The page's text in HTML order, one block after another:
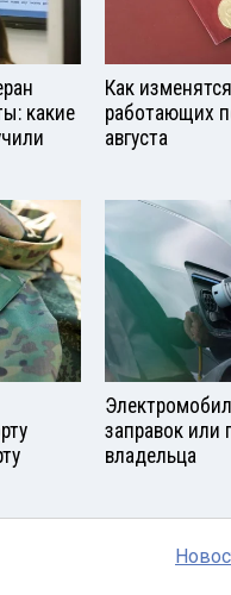
какие
Как
работающих
августа
заправок или
владельца